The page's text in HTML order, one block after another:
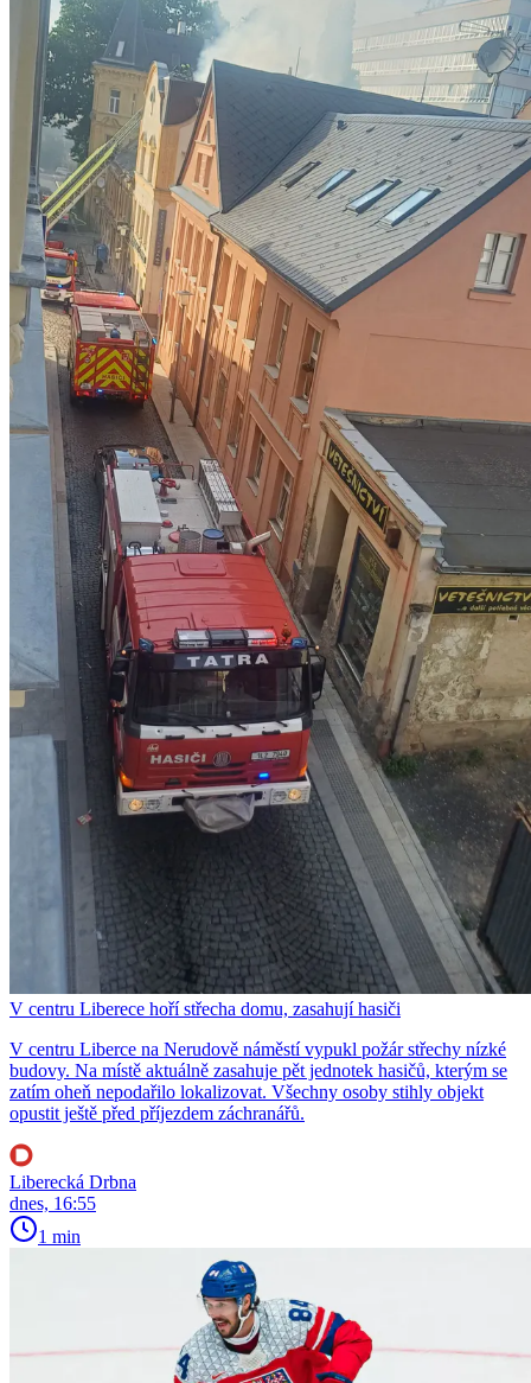
V centru Liberece hoří střecha domu, zasahují hasiči
V centru Liberce na Nerudově náměstí vypukl požár střechy nízké
budovy. Na místě aktuálně zasahuje pět jednotek hasičů, kterým se
zatím oheň nepodařilo lokalizovat. Všechny osoby stihly objekt
opustit ještě před příjezdem záchranářů.
Liberecká Drbna
dnes, 16:55
1 min